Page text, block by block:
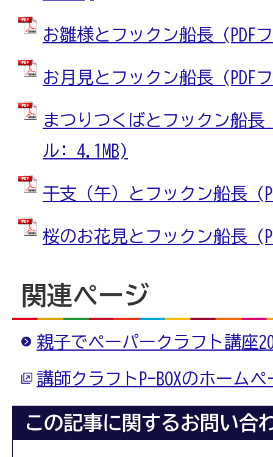
お雛様とフックン船長 (PDF
お月見とフックン船長 (PDF
まつりつくばとフックン船長
ル: 4.1MB)
干支（午）とフックン船長
桜のお花見とフックン船長
関連ページ
親子でペーパークラフト講座
講師クラフトP-BOXのホームペ
この記事に関するお問い合